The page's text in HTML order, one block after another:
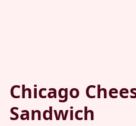
Chicago
Sandwich